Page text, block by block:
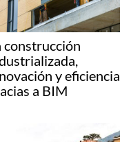
construcción
y eficiencia
a BIM